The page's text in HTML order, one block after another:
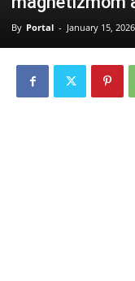
By Portal - January 15, 2026